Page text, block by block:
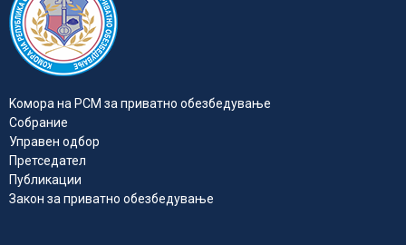
Kомора на РСМ за приватно обезбедувањe
Собрание
Управен одбор
Претседател
Публикации
Закон за приватно обезбедување